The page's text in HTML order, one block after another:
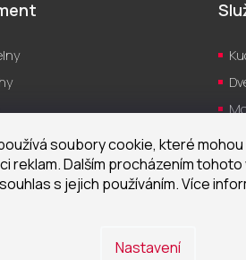
soubory cookie, které
reklam. Dalším procházením tohoto
s jejich používáním. Více
Nastavení